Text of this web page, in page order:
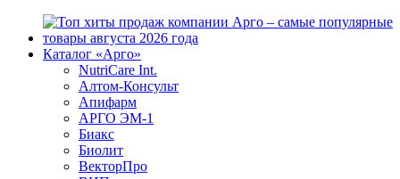
Каталог «Арго»
NutriCare Int.
Алтом-Консульт
Апифарм
АРГО ЭМ-1
Биакс
Биолит
ВекторПро